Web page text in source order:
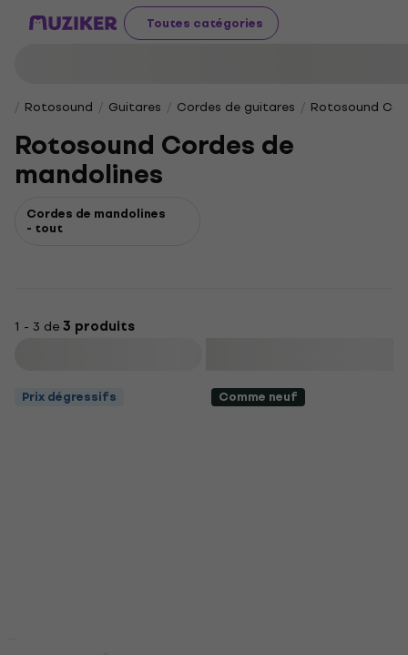
Toutes catégories
Rotosound Guitares Cordes de guitares Rotosound
Rotosound Cordes de
mandolines
Cordes de mandolines
- tout
1 - 3 de3 produits
Prix dégressifs Comme neuf